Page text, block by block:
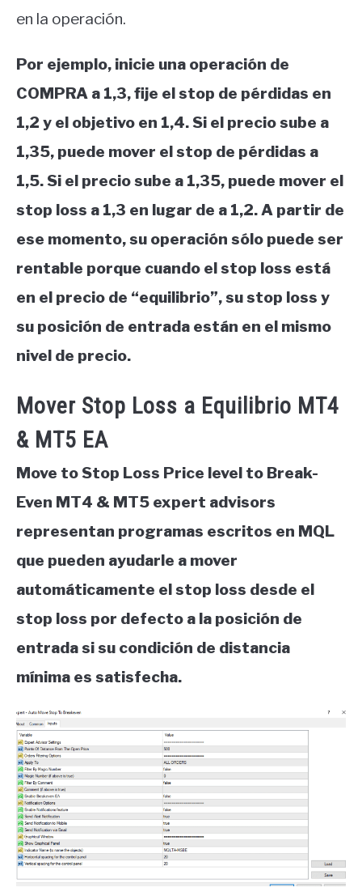
en la operación.
Por ejemplo, inicie una operación de
COMPRA a 1,3, fije el stop de pérdidas en
1,2 y el objetivo en 1,4. Si el precio sube a
1,35, puede mover el stop de pérdidas a
1,5. Si el precio sube a 1,35, puede mover el
stop loss a 1,3 en lugar de a 1,2. A partir de
ese momento, su operación sólo puede ser
rentable porque cuando el stop loss está
en el precio de “equilibrio”, su stop loss y
su posición de entrada están en el mismo
nivel de precio.
Mover Stop Loss a Equilibrio MT4
& MT5 EA
Move to Stop Loss Price level to Break-
Even MT4 & MT5 expert advisors
representan programas escritos en MQL
que pueden ayudarle a mover
automáticamente el stop loss desde el
stop loss por defecto a la posición de
entrada si su condición de distancia
mínima es satisfecha.